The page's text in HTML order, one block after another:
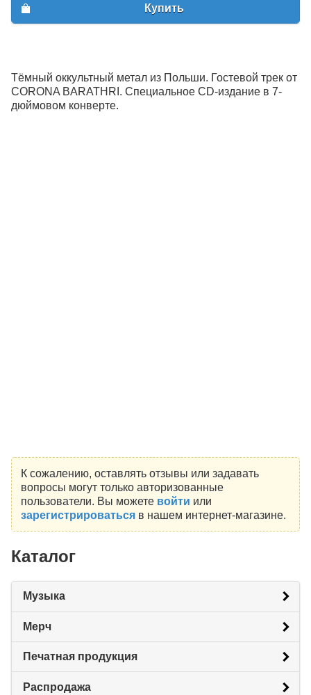
Купить
Тёмный оккультный метал из Польши. Гостевой трек от
CORONA BARATHRI. Специальное CD-издание в 7-
дюймовом конверте.
К сожалению, оставлять отзывы или задавать
вопросы могут только авторизованные
пользователи. Вы можете войти или
зарегистрироватьсяв нашем интернет-магазине.
Каталог
Музыка
Мерч
Печатная продукция
Распродажа